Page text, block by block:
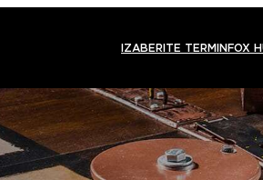
IZABERITE TERMINFOX